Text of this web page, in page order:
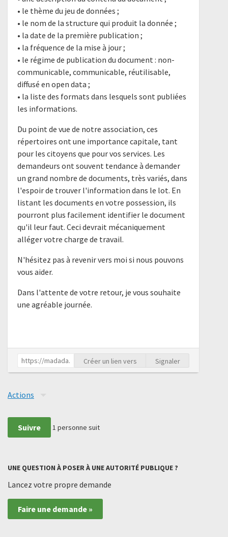
• le thème du jeu de données ;
• le nom de la structure qui produit la donnée ;
• la date de la première publication ;
• la fréquence de la mise à jour ;
• le régime de publication du document : non-
communicable, communicable, réutilisable,
diffusé en open data ;
• la liste des formats dans lesquels sont publiées
les informations.
Du point de vue de notre association, ces
répertoires ont une importance capitale, tant
pour les citoyens que pour vos services. Les
demandeurs ont souvent tendance à demander
un grand nombre de documents, très variés, dans
l'espoir de trouver l'information dans le lot. En
listant les documents en votre possession, ils
pourront plus facilement identifier le document
qu'il leur faut. Ceci devrait mécaniquement
alléger votre charge de travail.
N'hésitez pas à revenir vers moi si nous pouvons
vous aider.
Dans l'attente de votre retour, je vous souhaite
une agréable journée.
Créer un lien vers Signaler
Actions
Suivre 1 personne suit
UNE QUESTION À POSER À UNE AUTORITÉ PUBLIQUE ?
Lancez votre propre demande
Faire une demande »